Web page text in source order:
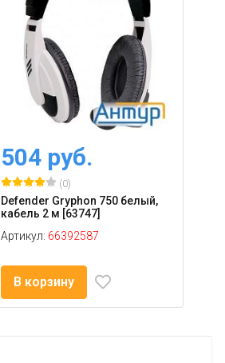
504 руб.
(0)
Defender Gryphon 750 белый,
кабель 2 м [63747]
Артикул: 66392587
В корзину